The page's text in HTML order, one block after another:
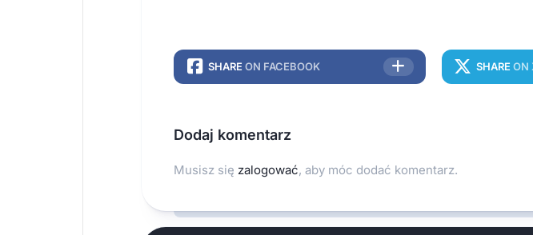
SHARE ON FACEBOOK SHARE ON
Dodaj komentarz
Musisz się zalogować, aby móc dodać komentarz.